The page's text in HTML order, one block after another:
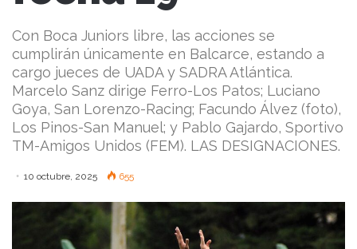
Con Boca Juniors libre, las acciones se
cumplirán únicamente en Balcarce, estando a
cargo jueces de UADA y SADRA Atlántica.
Marcelo Sanz dirige Ferro-Los Patos; Luciano
Goya, San Lorenzo-Racing; Facundo Álvez (foto),
Los Pinos-San Manuel; y Pablo Gajardo, Sportivo
TM-Amigos Unidos (FEM). LAS DESIGNACIONES.
10 octubre, 2025 655